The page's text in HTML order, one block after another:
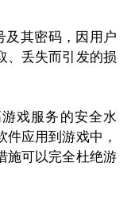
及其密码，因用户
、丢失而引发的损
戏服务的安全水
应用到游戏中，
施可以完全杜绝游